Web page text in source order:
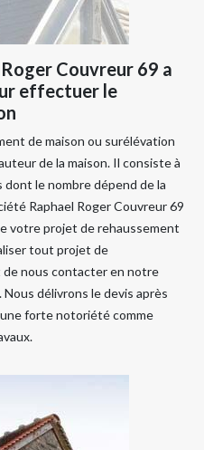
Couvreur 69 a
effectuer le
de maison ou surélévation
de la maison. Il consiste à
le nombre dépend de la
Raphael Roger Couvreur 69
votre projet de rehaussement
tout projet de
nous contacter en notre
délivrons le devis après
forte notoriété comme